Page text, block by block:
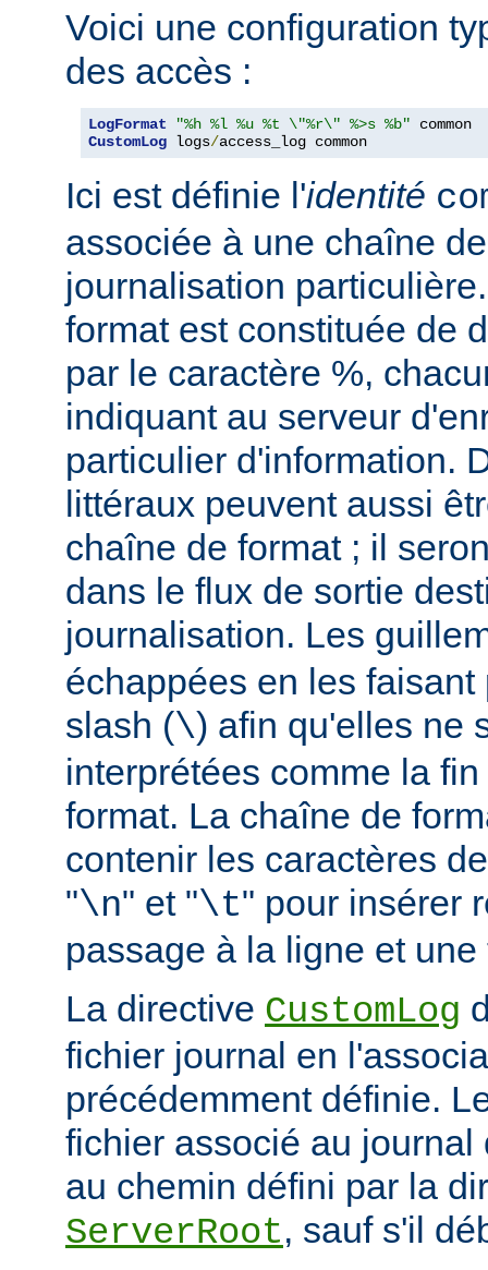
Voici une configuration
des accès :
LogFormat "%h %l %u %t \"%r\" %>s %b"
CustomLog logs/access_log common
Ici est définie l'identité
associée à une chaîne
journalisation
format est constituée de
par le caractère %,
indiquant au serveur
particulier d'information.
littéraux peuvent aussi
chaîne de format ; il
dans le flux de sortie
journalisation. Les
échappées en les
slash (\) afin qu'elles ne
interprétées comme la
format. La chaîne de
contenir les caractères
"\n" et "\t" pour insérer
passage à la ligne et
La directive CustomLog
fichier journal en
précédemment définie.
fichier associé au journal
au chemin défini par la
ServerRoot, sauf s'il